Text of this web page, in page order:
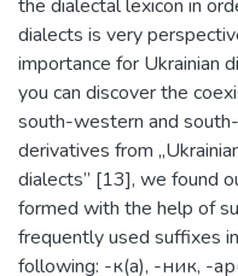
the dialectal lexicon in
dialects is very
importance for Ukrainian
you can discover the
south-western and
derivatives from
dialects” [13], we found
formed with the help of
frequently used suffixes
following: -к(а), -ник, -